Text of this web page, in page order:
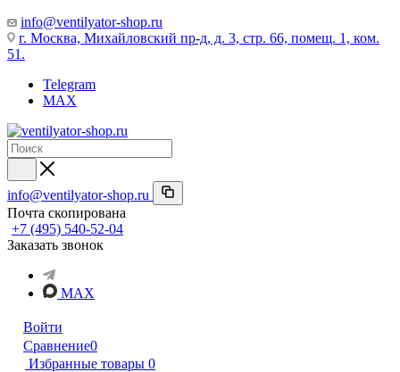
info@ventilyator-shop.ru
г. Москва, Михайловский пр-д, д. 3, cтр. 66, помещ. 1, ком.
51.
Telegram
MAX
info@ventilyator-shop.ru
Почта скопирована
+7 (495) 540-52-04
Заказать звонок
MAX
Войти
Сравнение0
Избранные товары 0